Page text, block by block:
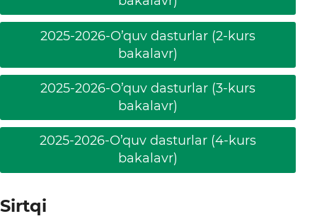
2025-2026-O’quv dasturlar (2-kurs
bakalavr)
2025-2026-O’quv dasturlar (3-kurs
bakalavr)
2025-2026-O’quv dasturlar (4-kurs
bakalavr)
Sirtqi